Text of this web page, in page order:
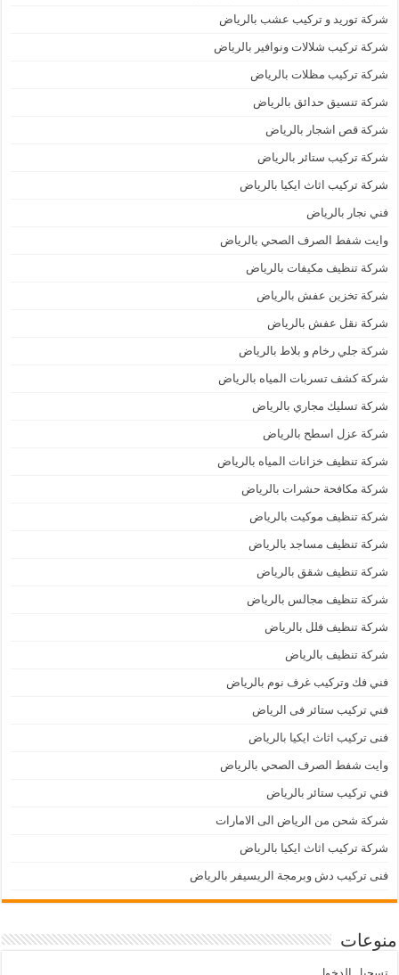
شركة توريد و تركيب عشب بالرياض
شركة تركيب شلالات ونوافير بالرياض
شركة تركيب مظلات بالرياض
شركة تنسيق حدائق بالرياض
شركة قص اشجار بالرياض
شركة تركيب ستائر بالرياض
شركة تركيب اثاث ايكيا بالرياض
فني نجار بالرياض
وايت شفط الصرف الصحي بالرياض
شركة تنظيف مكيفات بالرياض
شركة تخزين عفش بالرياض
شركة نقل عفش بالرياض
شركة جلي رخام و بلاط بالرياض
شركة كشف تسربات المياه بالرياض
شركة تسليك مجاري بالرياض
شركة عزل اسطح بالرياض
شركة تنظيف خزانات المياه بالرياض
شركة مكافحة حشرات بالرياض
شركة تنظيف موكيت بالرياض
شركة تنظيف مساجد بالرياض
شركة تنظيف شقق بالرياض
شركة تنظيف مجالس بالرياض
شركة تنظيف فلل بالرياض
شركة تنظيف بالرياض
فني فك وتركيب غرف نوم بالرياض
فني تركيب ستائر فى الرياض
فنى تركيب اثاث ايكيا بالرياض
وايت شفط الصرف الصحي بالرياض
فني تركيب ستائر بالرياض
شركة شحن من الرياض الى الامارات
شركة تركيب اثاث ايكيا بالرياض
فنى تركيب دش وبرمجة الريسيفر بالرياض
منوعات